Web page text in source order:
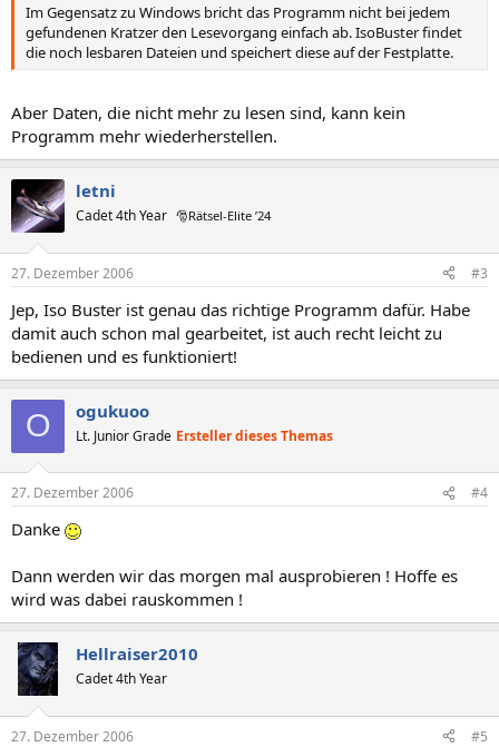
Im Gegensatz zu Windows bricht das Programm nicht bei jedem
gefundenen Kratzer den Lesevorgang einfach ab. IsoBuster findet
die noch lesbaren Dateien und speichert diese auf der Festplatte.
Aber Daten, die nicht mehr zu lesen sind, kann kein
Programm mehr wiederherstellen.
letni
Cadet 4th Year 🎅Rätsel-Elite ’24
27. Dezember 2006 #3
Jep, Iso Buster ist genau das richtige Programm dafür. Habe
damit auch schon mal gearbeitet, ist auch recht leicht zu
bedienen und es funktioniert!
O ogukuoo
Lt. Junior Grade Ersteller dieses Themas
27. Dezember 2006 #4
Danke
Dann werden wir das morgen mal ausprobieren ! Hoffe es
wird was dabei rauskommen !
Hellraiser2010
Cadet 4th Year
27. Dezember 2006 #5